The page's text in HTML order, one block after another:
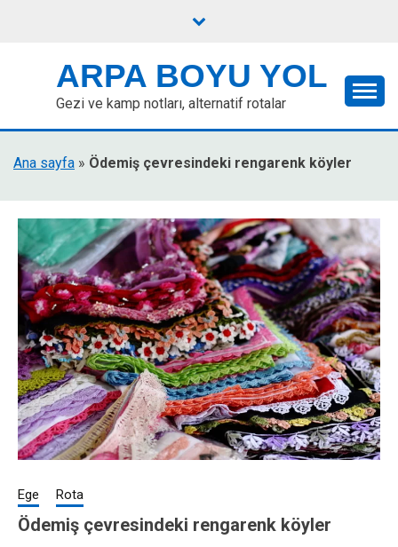
ARPA BOYU YOL
Gezi ve kamp notları, alternatif rotalar
Ana sayfa » Ödemiş çevresindeki rengarenk köyler
Ege Rota
Ödemiş çevresindeki rengarenk köyler